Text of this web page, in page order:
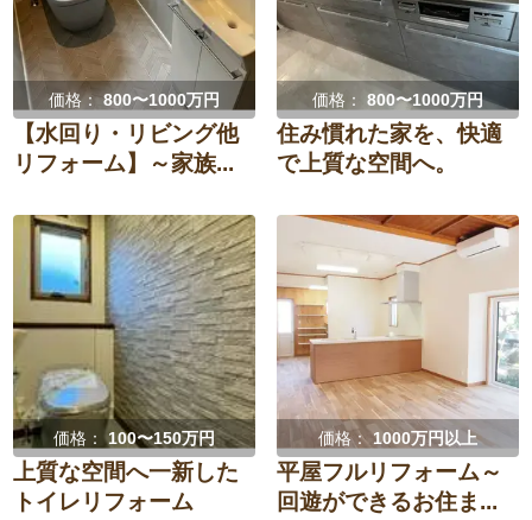
価格：800〜1000万円
【水回り・リビング他
リフォーム】～家族...
価格： 800〜1000万円
住み慣れた家を、快適
で上質な空間へ。
価格：100〜150万円
上質な空間へ一新した
トイレリフォーム
価格：1000万円以上
平屋フルリフォーム～
回遊ができるお住ま...